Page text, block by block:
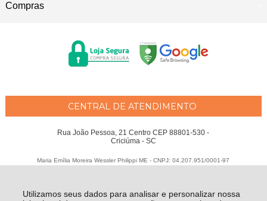
Utilizamos seus dados para analisar e personalizar nossa
Compras
CENTRAL DE ATENDIMENTO
Rua João Pessoa, 21 Centro CEP 88801-530 -
Criciúma - SC
Maria Emília Moreira Wessler Philippi ME - CNPJ: 04.207.951/0001-97